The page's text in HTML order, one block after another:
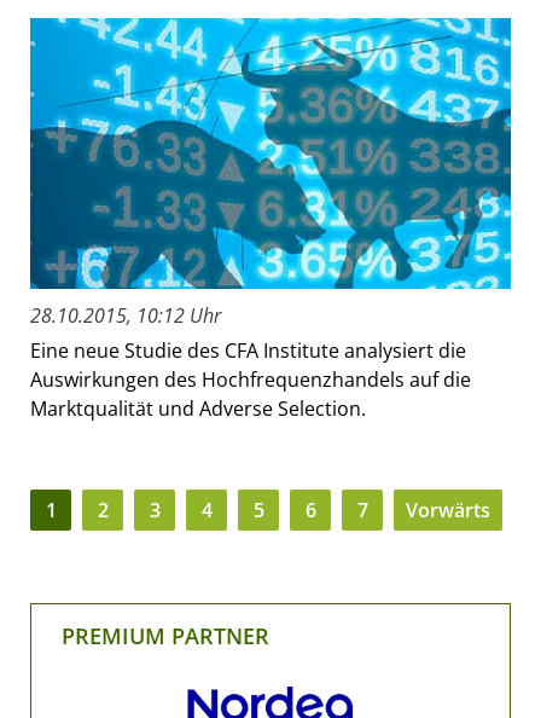
28.10.2015, 10:12 Uhr
Eine neue Studie des CFA Institute analysiert die
Auswirkungen des Hochfrequenzhandels auf die
Marktqualität und Adverse Selection.
1 2 3 4 5 6 7 Vorwärts
PREMIUM PARTNER